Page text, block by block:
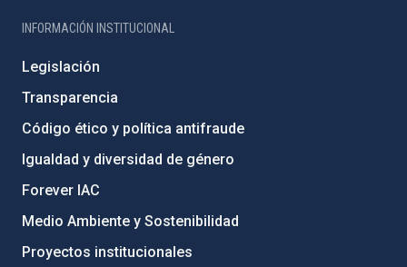
INFORMACIÓN INSTITUCIONAL
Legislación
Transparencia
Código ético y política antifraude
Igualdad y diversidad de género
Forever IAC
Medio Ambiente y Sostenibilidad
Proyectos institucionales